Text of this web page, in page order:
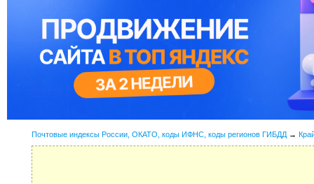
Почтовые индексы России, ОКАТО, коды ИФНС, коды регионов ГИБДД →